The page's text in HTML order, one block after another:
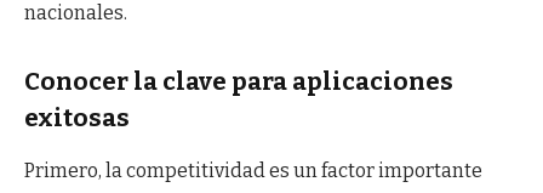
nacionales.
Conocer la clave para aplicaciones
exitosas
Primero, la competitividad es un factor importante